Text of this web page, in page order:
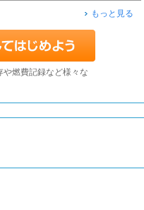
もっと見る
や燃費記録など様々な